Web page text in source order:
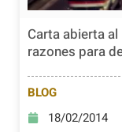
Carta abierta
razones para
BLOG
18/02/2014